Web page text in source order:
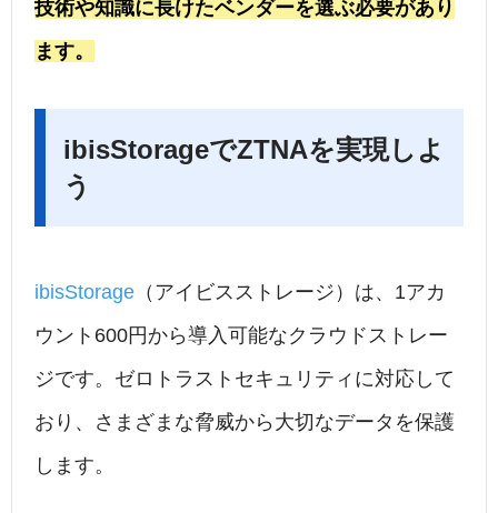
技術や知識に長けたベンダーを選ぶ必要があり
ます。
ibisStorageでZTNAを実現しよ
う
ibisStorage （アイビスストレージ）は、1アカ
ウント600円から導入可能なクラウドストレー
ジです。ゼロトラストセキュリティに対応して
おり、さまざまな脅威から大切なデータを保護
します。